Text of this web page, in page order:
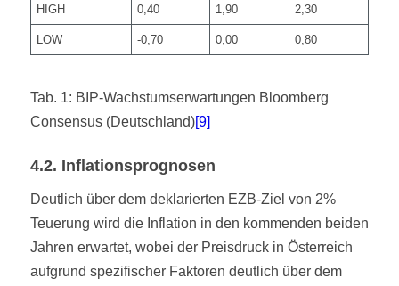
HIGH 0,40 1,90 2,30
LOW -0,70 0,00 0,80
Tab. 1: BIP-Wachstumserwartungen Bloomberg
Consensus (Deutschland)[9]
4.2. Inflationsprognosen
Deutlich über dem deklarierten EZB-Ziel von 2%
Teuerung wird die Inflation in den kommenden beiden
Jahren erwartet, wobei der Preisdruck in Österreich
aufgrund spezifischer Faktoren deutlich über dem